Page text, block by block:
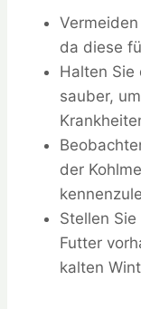
da diese
Halten Sie
sauber,
der
Stellen
Futter
kalten